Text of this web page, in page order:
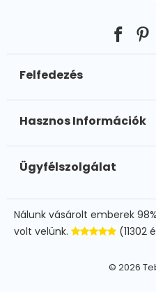
Felfedezés
Hasznos Információk
Ügyfélszolgálat
Nálunk vásárolt emberek
volt velünk.
(11302
© 2026